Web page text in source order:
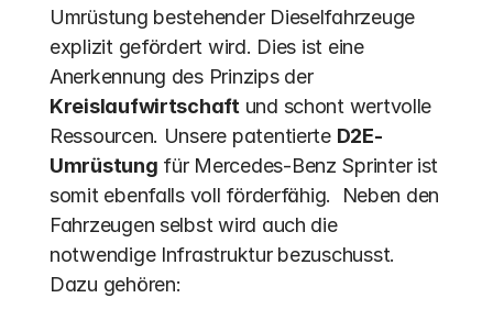
Umrüstung bestehender Dieselfahrzeuge
explizit gefördert wird. Dies ist eine
Anerkennung des Prinzips der
Kreislaufwirtschaft und schont wertvolle
Ressourcen. Unsere patentierte D2E-
Umrüstung für Mercedes-Benz Sprinter ist
somit ebenfalls voll förderfähig.  Neben den
Fahrzeugen selbst wird auch die
notwendige Infrastruktur bezuschusst.
Dazu gehören: